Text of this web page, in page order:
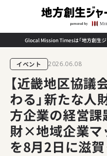
Glocal Mission Timesは「地方創生
イベント 2026.06.08
【近畿地区協議
わる」新たな人
方企業の経営課
財×地域企業マ
を8月2日に滋賀